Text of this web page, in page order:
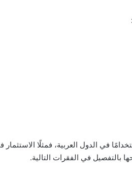
في الدول العربية، فمثلًا الاستثمار
في الفقرات التالية.